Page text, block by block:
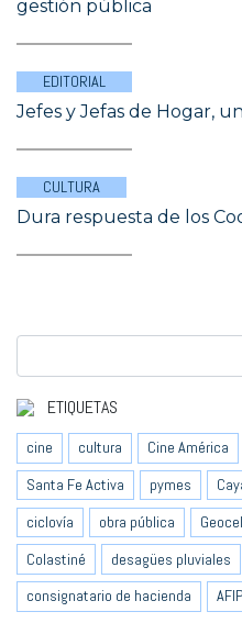
gestión pública
EDITORIAL
Jefes y Jefas de Hogar,
CULTURA
Dura respuesta de los
ETIQUETAS
cine cultura Cine América
Santa Fe Activa
pymes
ciclovía
obra pública
Colastiné
desagües pluviales
consignatario de hacienda
AFIP